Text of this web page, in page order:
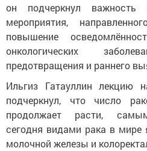
он подчеркнул
мероприятия,
повышение
онкологических
предотвращения и раннего
Ильгиз Гатауллин лекцию
подчеркнул, что число
продолжает расти,
сегодня видами рака в мире
молочной железы и